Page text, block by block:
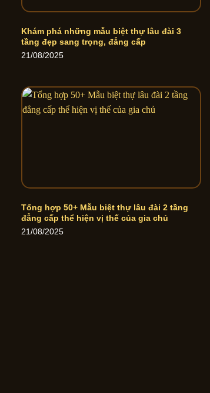
Khám phá những mẫu biệt thự lâu đài 3
tầng đẹp sang trọng, đẳng cấp
21/08/2025
Tổng hợp 50+ Mẫu biệt thự lâu đài 2 tầng
đẳng cấp thể hiện vị thế của gia chủ
21/08/2025